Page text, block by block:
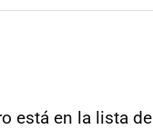
está en la lista de